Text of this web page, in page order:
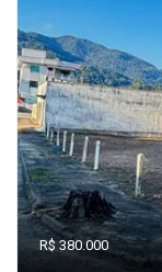
R$ 380.000